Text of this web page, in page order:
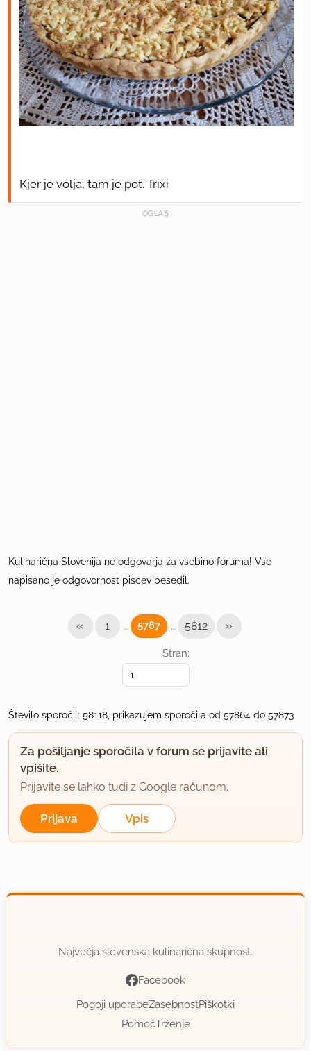
Kjer je volja, tam je pot. Trixi
OGLAS
Kulinarična Slovenija ne odgovarja za vsebino foruma! Vse
napisano je odgovornost piscev besedil.
Stran:
« 1 … 5787 … 5812 »
Število sporočil: 58118, prikazujem sporočila od 57864 do 57873
Za pošiljanje sporočila v forum se prijavite ali
vpišite.
Prijavite se lahko tudi z Google računom.
Prijava Vpis
Največja slovenska kulinarična skupnost.
Facebook
Pogoji uporabeZasebnostPiškotki
PomočTrženje